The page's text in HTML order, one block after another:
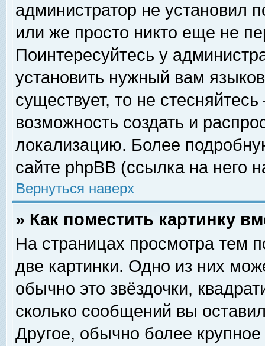
администратор не установил
или же просто никто еще не
Поинтересуйтесь у
установить нужный вам
существует, то не
возможность создать и
локализацию. Более
сайте phpBB (ссылка на него
Вернуться наверх
» Как поместить картинку
На страницах просмотра тем
две картинки. Одно из них
обычно это звёздочки,
сколько сообщений вы
Другое, обычно более